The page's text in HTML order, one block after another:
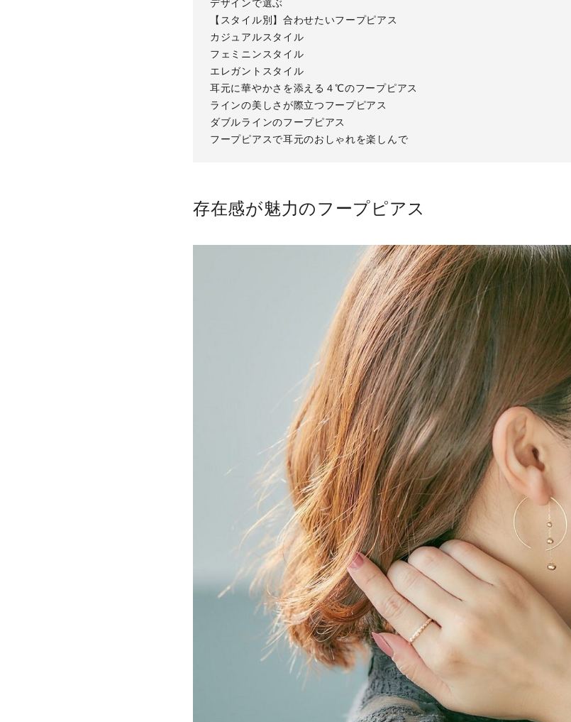
デザインで選ぶ
【スタイル別】合わせたいフープピアス
カジュアルスタイル
フェミニンスタイル
エレガントスタイル
耳元に華やかさを添える４℃のフープピアス
ラインの美しさが際立つフープピアス
ダブルラインのフープピアス
フープピアスで耳元のおしゃれを楽しんで
存在感が魅力のフープピアス